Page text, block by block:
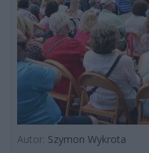
Autor: Szymon Wykrota